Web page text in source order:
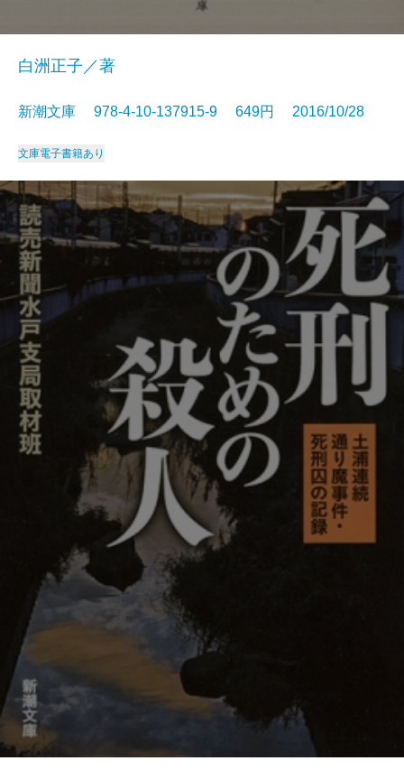
白洲正子／著
新潮文庫 978-4-10-137915-9 649円 2016/10/28
文庫電子書籍あり